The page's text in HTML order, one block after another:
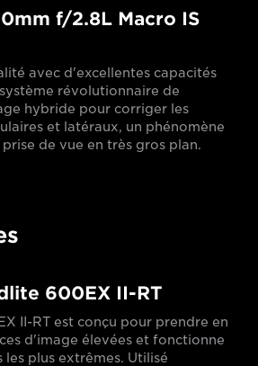
f/2.8L Macro IS
avec d'excellentes capacités
révolutionnaire de
hybride pour corriger les
et latéraux, un phénomène
de vue en très gros plan.
600EX II-RT
II-RT est conçu pour prendre en
d'image élevées et fonctionne
les plus extrêmes. Utilisé